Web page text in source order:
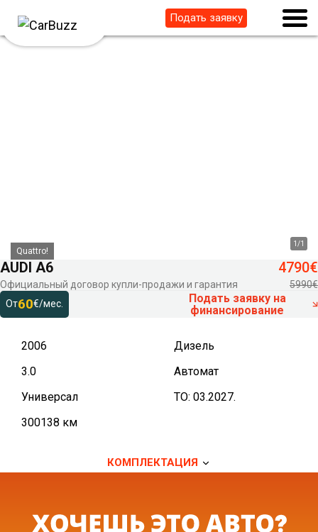
Подать заявку
1 /1
Quattro!
AUDI A6
Официальный договор купли-продажи и гарантия
4790€
5990€
От60€/мес.
Подать заявку на
финансирование
2006
Дизель
3.0
Автомат
Универсал
TO: 03.2027.
300138 км
КОМПЛЕКТАЦИЯ